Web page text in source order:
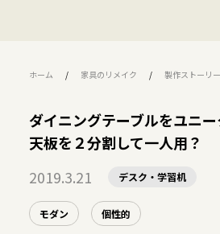
ホーム 家具のリメイク 製作ストーリー
ダイニングテーブルをユニー
天板を２分割して一人用？
2019.3.21
デスク・学習机
モダン 個性的